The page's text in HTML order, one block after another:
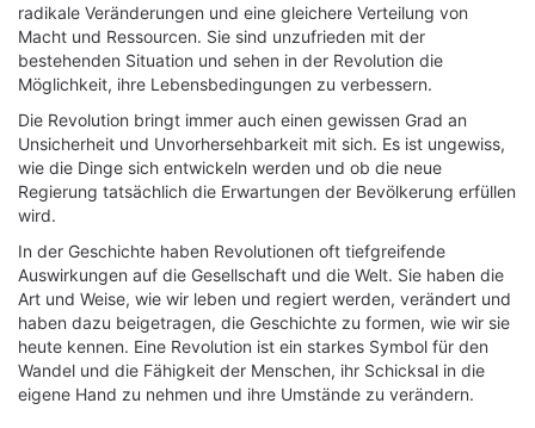
radikale Veränderungen und eine gleichere Verteilung von
Macht und Ressourcen. Sie sind unzufrieden mit der
bestehenden Situation und sehen in der Revolution die
Möglichkeit, ihre Lebensbedingungen zu verbessern.
Die Revolution bringt immer auch einen gewissen Grad an
Unsicherheit und Unvorhersehbarkeit mit sich. Es ist ungewiss,
wie die Dinge sich entwickeln werden und ob die neue
Regierung tatsächlich die Erwartungen der Bevölkerung erfüllen
wird.
In der Geschichte haben Revolutionen oft tiefgreifende
Auswirkungen auf die Gesellschaft und die Welt. Sie haben die
Art und Weise, wie wir leben und regiert werden, verändert und
haben dazu beigetragen, die Geschichte zu formen, wie wir sie
heute kennen. Eine Revolution ist ein starkes Symbol für den
Wandel und die Fähigkeit der Menschen, ihr Schicksal in die
eigene Hand zu nehmen und ihre Umstände zu verändern.